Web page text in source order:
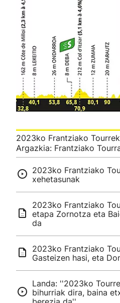
2023ko Frantziako
Argazkia: Frantziako
2023ko Frantziako
xehetasunak
2023ko Frantziako
etapa Zornotza eta
da
2023ko Frantziako
Gasteizen hasi, eta
Landa: ''2023ko
bihurriak dira, baina